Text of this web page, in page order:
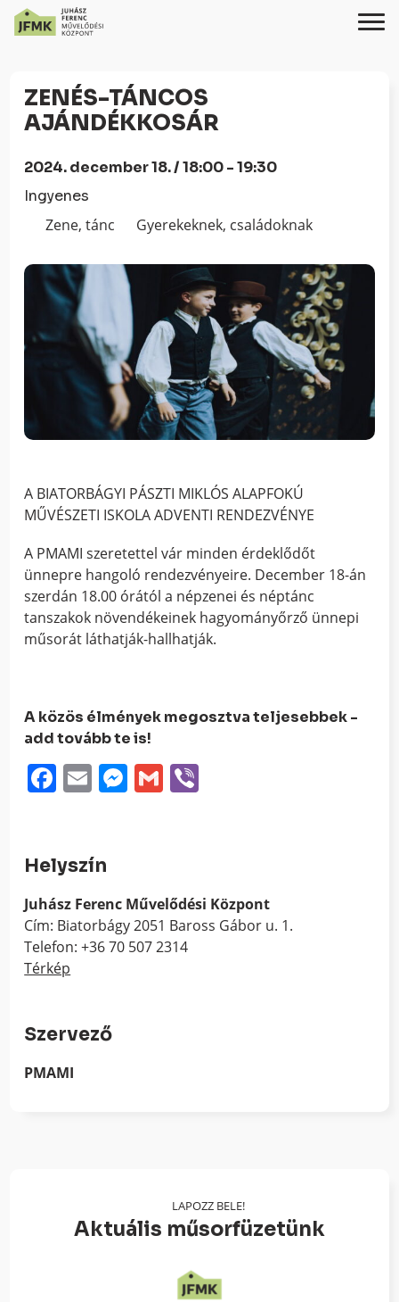
Content
navigációhoz
ZENÉS-TÁNCOS
AJÁNDÉKKOSÁR
2024. december 18. / 18:00 - 19:30
Ingyenes
Zene, tánc Gyerekeknek, családoknak
A BIATORBÁGYI PÁSZTI MIKLÓS ALAPFOKÚ
MŰVÉSZETI ISKOLA ADVENTI RENDEZVÉNYE
A PMAMI szeretettel vár minden érdeklődőt
ünnepre hangoló rendezvényeire. December 18-án
szerdán 18.00 órától a népzenei és néptánc
tanszakok növendékeinek hagyományőrző ünnepi
műsorát láthatják-hallhatják.
A közös élmények megosztva teljesebbek -
add tovább te is!
Facebook
EmailMessenger
Gmail
Helyszín
Juhász Ferenc Művelődési Központ
Cím: Biatorbágy 2051 Baross Gábor u. 1.
Telefon: +36 70 507 2314
Térkép
Szervező
PMAMI
LAPOZZ BELE!
Aktuális műsorfüzetünk